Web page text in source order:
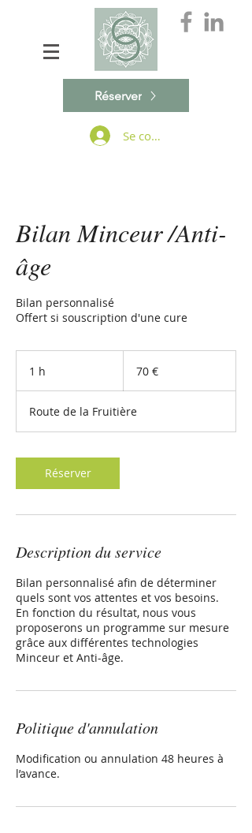
Réserver
Se connecter
Bilan Minceur /Anti-
âge
Bilan personnalisé
Offert si souscription d'une cure
1 h 70 €
Route de la Fruitière
Réserver
Description du service
Bilan personnalisé afin de déterminer
quels sont vos attentes et vos besoins.
En fonction du résultat, nous vous
proposerons un programme sur mesure
grâce aux différentes technologies
Minceur et Anti-âge.
Politique d'annulation
Modification ou annulation 48 heures à
l’avance.